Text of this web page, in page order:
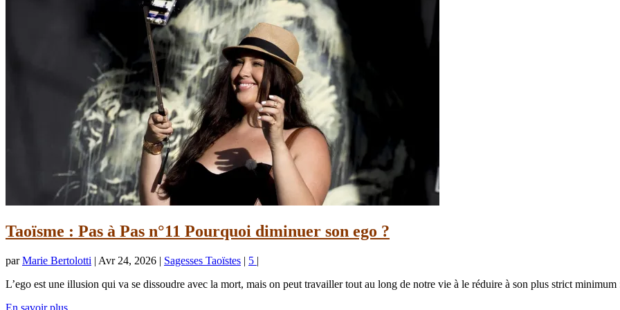
Taoïsme : Pas à Pas n°11 Pourquoi diminuer son ego ?
parMarie Bertolotti | Avr 24, 2026 | Sagesses Taoïstes | 5 |
L’ego est une illusion qui va se dissoudre avec la mort, mais on peut travailler tout au long de notre vie à le réduire à son plus strict minimum
En savoir plus